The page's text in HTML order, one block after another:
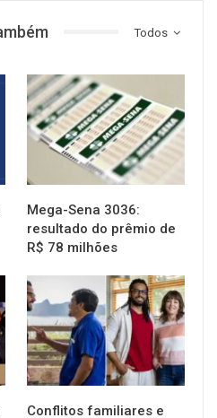
Todos
NOTÍCIAS
Mega-Sena 3036:
resultado do prêmio de
R$ 78 milhões
Conflitos familiares e